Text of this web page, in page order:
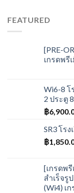
FEATURED
[PRE-
เกรดพรี
Wi6-8 โ
2 ประตู
฿
SR3 โร
฿
[เกรดพ
สำเร็จรู
(Wi4) เ